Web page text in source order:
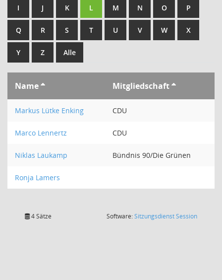
I J K L M N O P
Q R S T U V W X
Y Z Alle
Name Mitgliedschaft
Markus Lütke Enking CDU
Marco Lennertz CDU
Niklas Laukamp Bündnis 90/Die Grünen
Ronja Lamers
4 Sätze Software:SitzungsdienstSession(Wird in